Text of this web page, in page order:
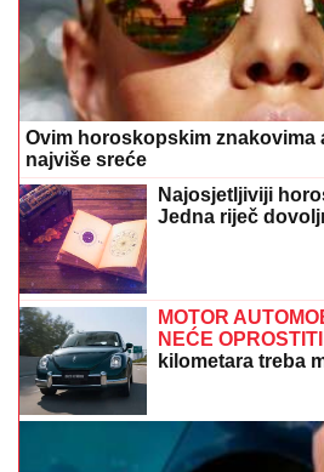
Ovim horoskopskim znakovima
najviše sreće
Najosjetljiviji
Jedna riječ
MOTOR
NEĆE OPROSTITI
kilometara treba